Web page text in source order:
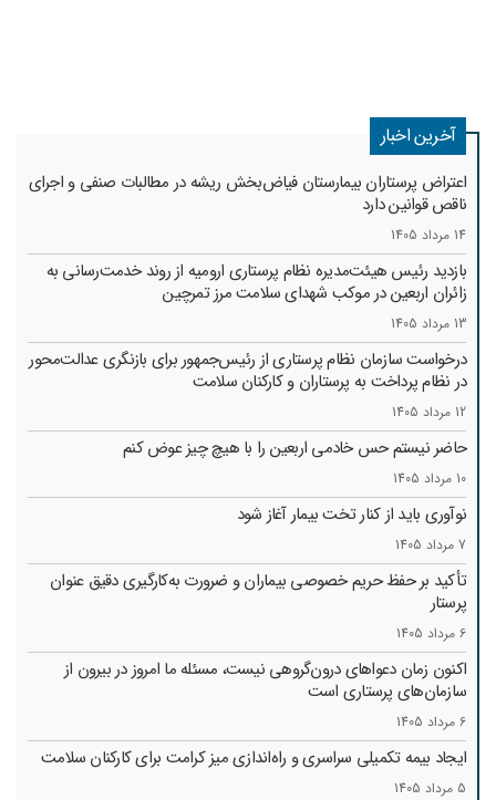
آخرین اخبار
اعتراض پرستاران بیمارستان فیاض‌بخش ریشه در مطالبات صنفی و اجرای
ناقص قوانین دارد
14 مرداد 1405
بازدید رئیس هیئت‌مدیره نظام پرستاری ارومیه از روند خدمت‌رسانی به
زائران اربعین در موکب شهدای سلامت مرز تمرچین
13 مرداد 1405
درخواست سازمان نظام پرستاری از رئیس‌جمهور برای بازنگری عدالت‌محور
در نظام پرداخت به پرستاران و کارکنان سلامت
12 مرداد 1405
حاضر نیستم حس خادمی اربعین را با هیچ چیز عوض کنم
10 مرداد 1405
نوآوری باید از کنار تخت بیمار آغاز شود
7 مرداد 1405
تأکید بر حفظ حریم خصوصی بیماران و ضرورت به‌کارگیری دقیق عنوان
پرستار
6 مرداد 1405
اکنون زمان دعواهای درون‌گروهی نیست، مسئله ما امروز در بیرون از
سازمان‌های پرستاری است
6 مرداد 1405
ایجاد بیمه تکمیلی سراسری و راه‌اندازی میز کرامت برای کارکنان سلامت
5 مرداد 1405